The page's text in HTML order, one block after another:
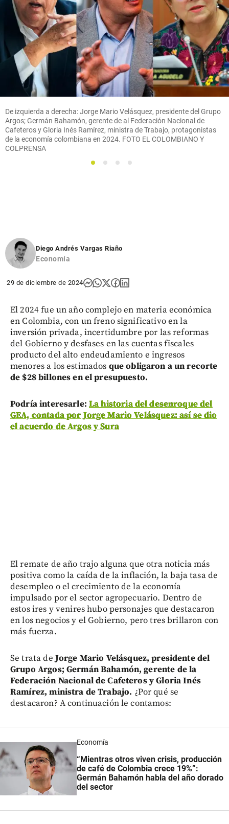
De izquierda a derecha: Jorge Mario Velásquez, presidente del Grupo
Argos; Germán Bahamón, gerente de al Federación Nacional de
Cafeteros y Gloria Inés Ramírez, ministra de Trabajo, protagonistas
de la economía colombiana en 2024. FOTO EL COLOMBIANO Y
COLPRENSA
1 2 3 4
Diego Andrés Vargas Riaño
Economía
29 de diciembre de 2024
El 2024 fue un año complejo en materia económica
en Colombia, con un freno significativo en la
inversión privada, incertidumbre por las reformas
del Gobierno y desfases en las cuentas fiscales
producto del alto endeudamiento e ingresos
menores a los estimados que obligaron a un recorte
de $28 billones en el presupuesto.
Podría interesarle: La historia del desenroque del
GEA, contada por Jorge Mario Velásquez: así se dio
el acuerdo de Argos y Sura
El remate de año trajo alguna que otra noticia más
positiva como la caída de la inflación, la baja tasa de
desempleo o el crecimiento de la economía
impulsado por el sector agropecuario. Dentro de
estos ires y venires hubo personajes que destacaron
en los negocios y el Gobierno, pero tres brillaron con
más fuerza.
Se trata deJorge Mario Velásquez, presidente del
Grupo Argos; Germán Bahamón, gerente de la
Federación Nacional de Cafeteros y Gloria Inés
Ramírez, ministra de Trabajo. ¿Por qué se
destacaron? A continuación le contamos:
Economía
“Mientras otros viven crisis, producción
de café de Colombia crece 19%”:
Germán Bahamón habla del año dorado
del sector